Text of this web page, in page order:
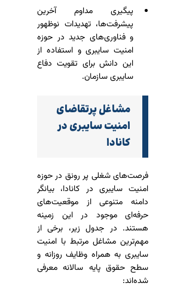
پیگیری مداوم آخرین
پیشرفت‌ها، تهدیدات نوظهور
و فناوری‌های جدید در حوزه
امنیت سایبری و استفاده از
این دانش برای تقویت دفاع
سایبری سازمان.
مشاغل پرتقاضای
امنیت سایبری در
کانادا
فرصت‌های شغلی پر رونق در حوزه
امنیت سایبری در کانادا، بیانگر
دامنه متنوعی از موقعیت‌های
حرفه‌ای موجود در این زمینه
هستند. در جدول زیر، برخی از
مهم‌ترین مشاغل مرتبط با امنیت
سایبری به همراه وظایف روزانه و
سطح حقوق پایه سالانه معرفی
شده‌اند: